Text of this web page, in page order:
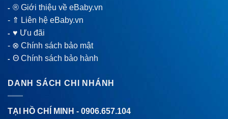
-® Giới thiệu về eBaby.vn
- ⇑ Liên hệ eBaby.vn
-♥ Ưu đãi
- ⊗ Chính sách bảo mật
-Θ Chính sách bảo hành
DANH SÁCH CHI NHÁNH
TẠI HỒ CHÍ MINH - 0906.657.104